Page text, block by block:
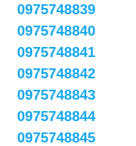
0975748839
0975748840
0975748841
0975748842
0975748843
0975748844
0975748845